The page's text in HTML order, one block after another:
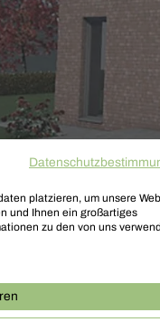
Planung
platzieren, um unsere
und Ihnen ein großartiges
zu den von uns